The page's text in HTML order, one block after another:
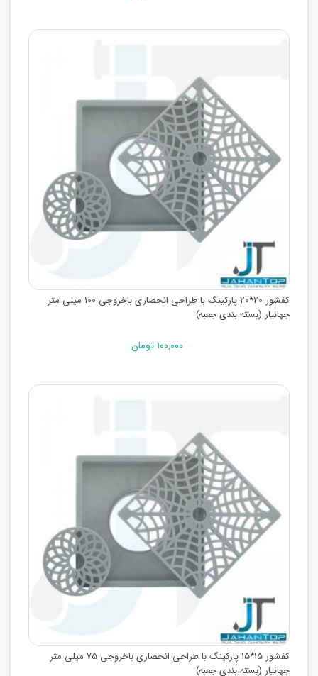
کفشور 20*20 پارکینگ با طراحی انحصاری باخروجی 100 میلی متر
جهانیار (بسته بندی جعبه)
۱۰۰,۰۰۰ تومان
کفشور 15*15 پارکینگ با طراحی انحصاری باخروجی 75 میلی متر
جهانیار (بسته بندی جعبه)